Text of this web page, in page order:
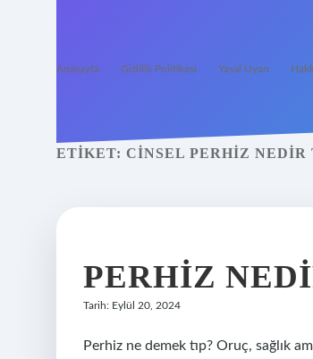
Anasayfa Gizlilik Politikası Yasal Uyarı
ETIKET: CINSEL PERHIZ NEDIR
PERHIZ
Tarih: Eylül 20, 2024
Perhiz ne demek tıp? Oruç, sağlık